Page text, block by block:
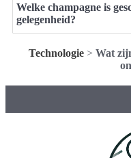
Welke champagne is
gelegenheid?
Technologie > Wat